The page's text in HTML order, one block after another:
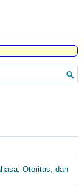
Otoritas, dan